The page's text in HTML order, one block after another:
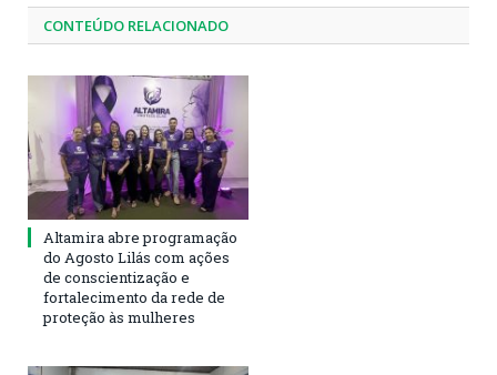
CONTEÚDO RELACIONADO
Altamira abre programação
do Agosto Lilás com ações
de conscientização e
fortalecimento da rede de
proteção às mulheres